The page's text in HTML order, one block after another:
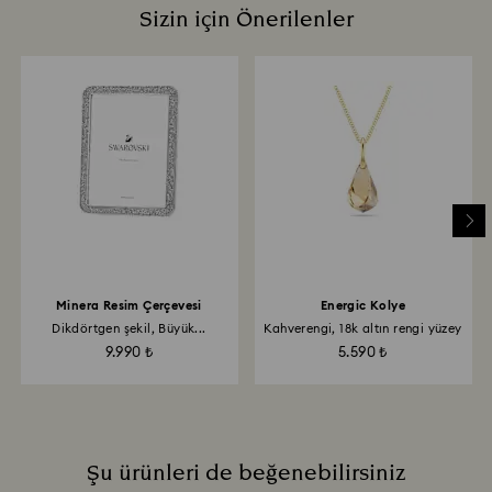
gönderilmesinin 2 hafta kadar sürebileceğini lütfen
unutmayın. E-posta üzerinden süreç hakkında
tüy bırakmayan bir bezle kurulayın.
Sert, aşındırıcı malzemeler veya cam/pencere
için pamuklu eldiven takmanız önerilir.
Sizin için Önerilenler
Minera Resim Çerçevesi
Dikdörtgen şekil, Büyük...
9.990 ₺
Energic Kolye
Kahverengi, 18k altın rengi yüzey
5.590 ₺
Şu ürünleri de beğenebilirsiniz